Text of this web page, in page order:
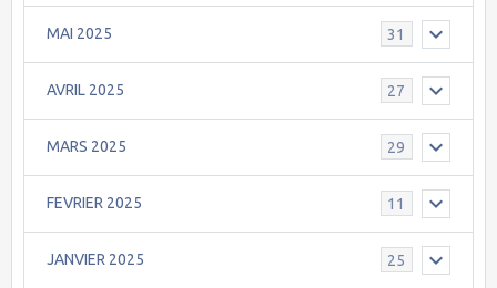
MAI 2025 31
AVRIL 2025 27
MARS 2025 29
FEVRIER 2025 11
JANVIER 2025 25